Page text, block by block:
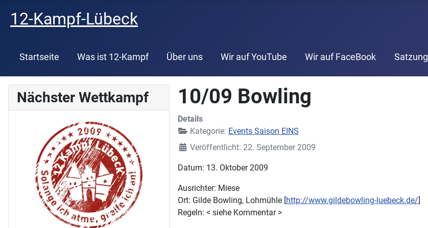
12-Kampf-Lübeck
Startseite Was ist 12-Kampf Über uns Wir auf YouTube Wir auf FaceBook Satzung
Nächster Wettkampf 10/09 Bowling
Details
Kategorie: Events Saison EINS
Veröffentlicht: 22. September 2009
Datum: 13. Oktober 2009
Ausrichter: Miese
Ort: Gilde Bowling, Lohmühle [http://www.gildebowling-luebeck.de/]
Regeln: < siehe Kommentar >